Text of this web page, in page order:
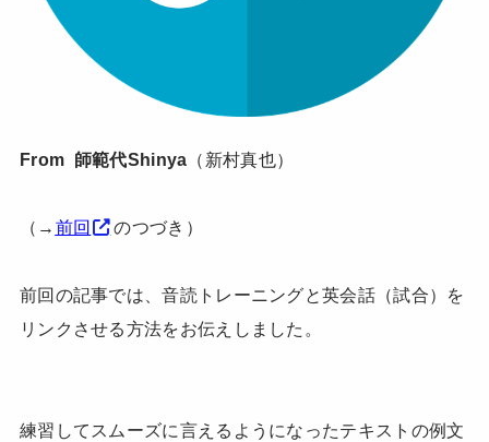
From 師範代Shinya （新村真也）
（→ 前回 のつづき）
前回の記事では、音読トレーニングと英会話（試合）を
リンクさせる方法をお伝えしました。
練習してスムーズに言えるようになったテキストの例文